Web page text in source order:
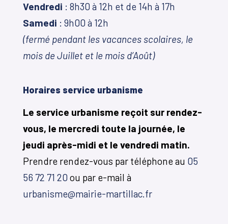
Vendredi : 8h30 à 12h et de 14h à 17h
Samedi : 9h00 à 12h
(fermé pendant les vacances scolaires, le
mois de Juillet et le mois d’Août)
Horaires service urbanisme
Le service urbanisme reçoit sur rendez-
vous, le mercredi toute la journée, le
jeudi après-midi et le vendredi matin.
Prendre rendez-vous par téléphone au 05
56 72 71 20 ou par e-mail à
urbanisme@mairie-martillac.fr